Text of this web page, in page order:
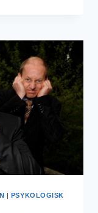
| PSYKOLOGISK